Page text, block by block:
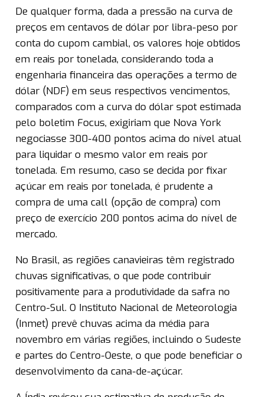
De qualquer forma, dada a pressão na curva de
preços em centavos de dólar por libra-peso por
conta do cupom cambial, os valores hoje obtidos
em reais por tonelada, considerando toda a
engenharia financeira das operações a termo de
dólar (NDF) em seus respectivos vencimentos,
comparados com a curva do dólar spot estimada
pelo boletim Focus, exigiriam que Nova York
negociasse 300-400 pontos acima do nível atual
para liquidar o mesmo valor em reais por
tonelada. Em resumo, caso se decida por fixar
açúcar em reais por tonelada, é prudente a
compra de uma call (opção de compra) com
preço de exercício 200 pontos acima do nível de
mercado.
No Brasil, as regiões canavieiras têm registrado
chuvas significativas, o que pode contribuir
positivamente para a produtividade da safra no
Centro-Sul. O Instituto Nacional de Meteorologia
(Inmet) prevê chuvas acima da média para
novembro em várias regiões, incluindo o Sudeste
e partes do Centro-Oeste, o que pode beneficiar o
desenvolvimento da cana-de-açúcar.